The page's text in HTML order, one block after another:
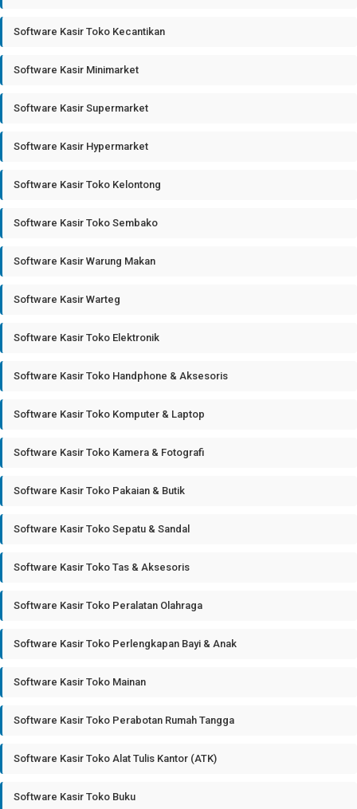
Software Kasir Toko Kecantikan
Software Kasir Minimarket
Software Kasir Supermarket
Software Kasir Hypermarket
Software Kasir Toko Kelontong
Software Kasir Toko Sembako
Software Kasir Warung Makan
Software Kasir Warteg
Software Kasir Toko Elektronik
Software Kasir Toko Handphone & Aksesoris
Software Kasir Toko Komputer & Laptop
Software Kasir Toko Kamera & Fotografi
Software Kasir Toko Pakaian & Butik
Software Kasir Toko Sepatu & Sandal
Software Kasir Toko Tas & Aksesoris
Software Kasir Toko Peralatan Olahraga
Software Kasir Toko Perlengkapan Bayi & Anak
Software Kasir Toko Mainan
Software Kasir Toko Perabotan Rumah Tangga
Software Kasir Toko Alat Tulis Kantor (ATK)
Software Kasir Toko Buku